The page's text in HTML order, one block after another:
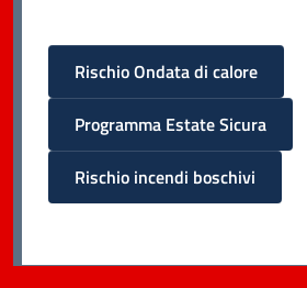
Rischio Ondata di calore
Programma Estate Sicura
Rischio incendi boschivi